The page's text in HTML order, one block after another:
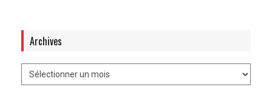
Archives